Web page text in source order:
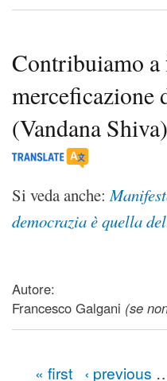
Contribuiamo a
merceficazione
(Vandana Shiva)
Si veda anche:
democrazia è quella
about Contribuiamo a
Autore:
Francesco Galgani (se
« first ‹ previous